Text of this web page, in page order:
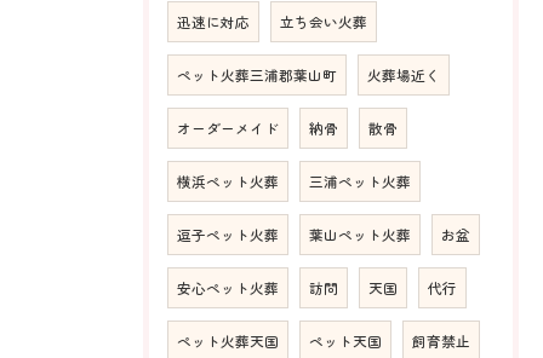
迅速に対応 立ち会い火葬
ペット火葬三浦郡葉山町 火葬場近く
オーダーメイド 納骨 散骨
横浜ペット火葬 三浦ペット火葬
逗子ペット火葬 葉山ペット火葬 お盆
安心ペット火葬 訪問 天国 代行
ペット火葬天国 ペット天国 飼育禁止